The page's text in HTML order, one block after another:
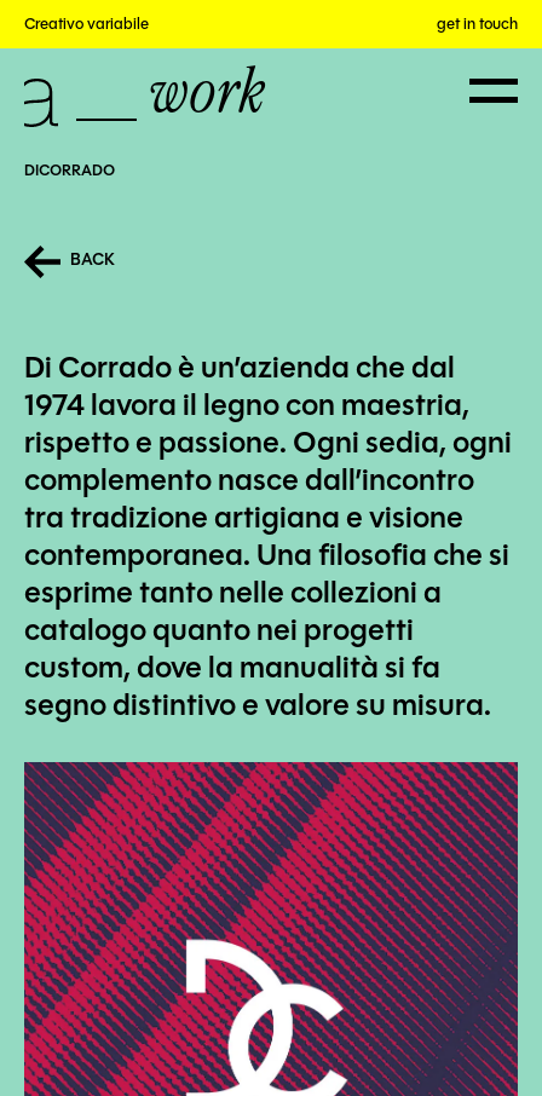
Creativo variabile
get in touch
work
DICORRADO
home
info
BACK
Di Corrado è un’azienda che dal
1974 lavora il legno con maestria,
rispetto e passione. Ogni sedia, ogni
complemento nasce dall’incontro
tra tradizione artigiana e visione
contemporanea. Una filosofia che si
esprime tanto nelle collezioni a
catalogo quanto nei progetti
custom, dove la manualità si fa
segno distintivo e valore su misura.